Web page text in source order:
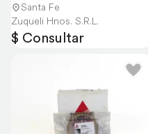
Santa Fe
Zuqueli Hnos. S.R.L.
$ Consultar